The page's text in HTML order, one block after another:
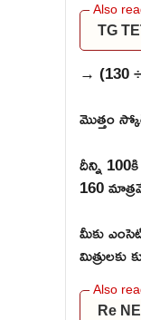
TG
→ (130
మొత్తం
దీన్ని
160
మీకు
Re